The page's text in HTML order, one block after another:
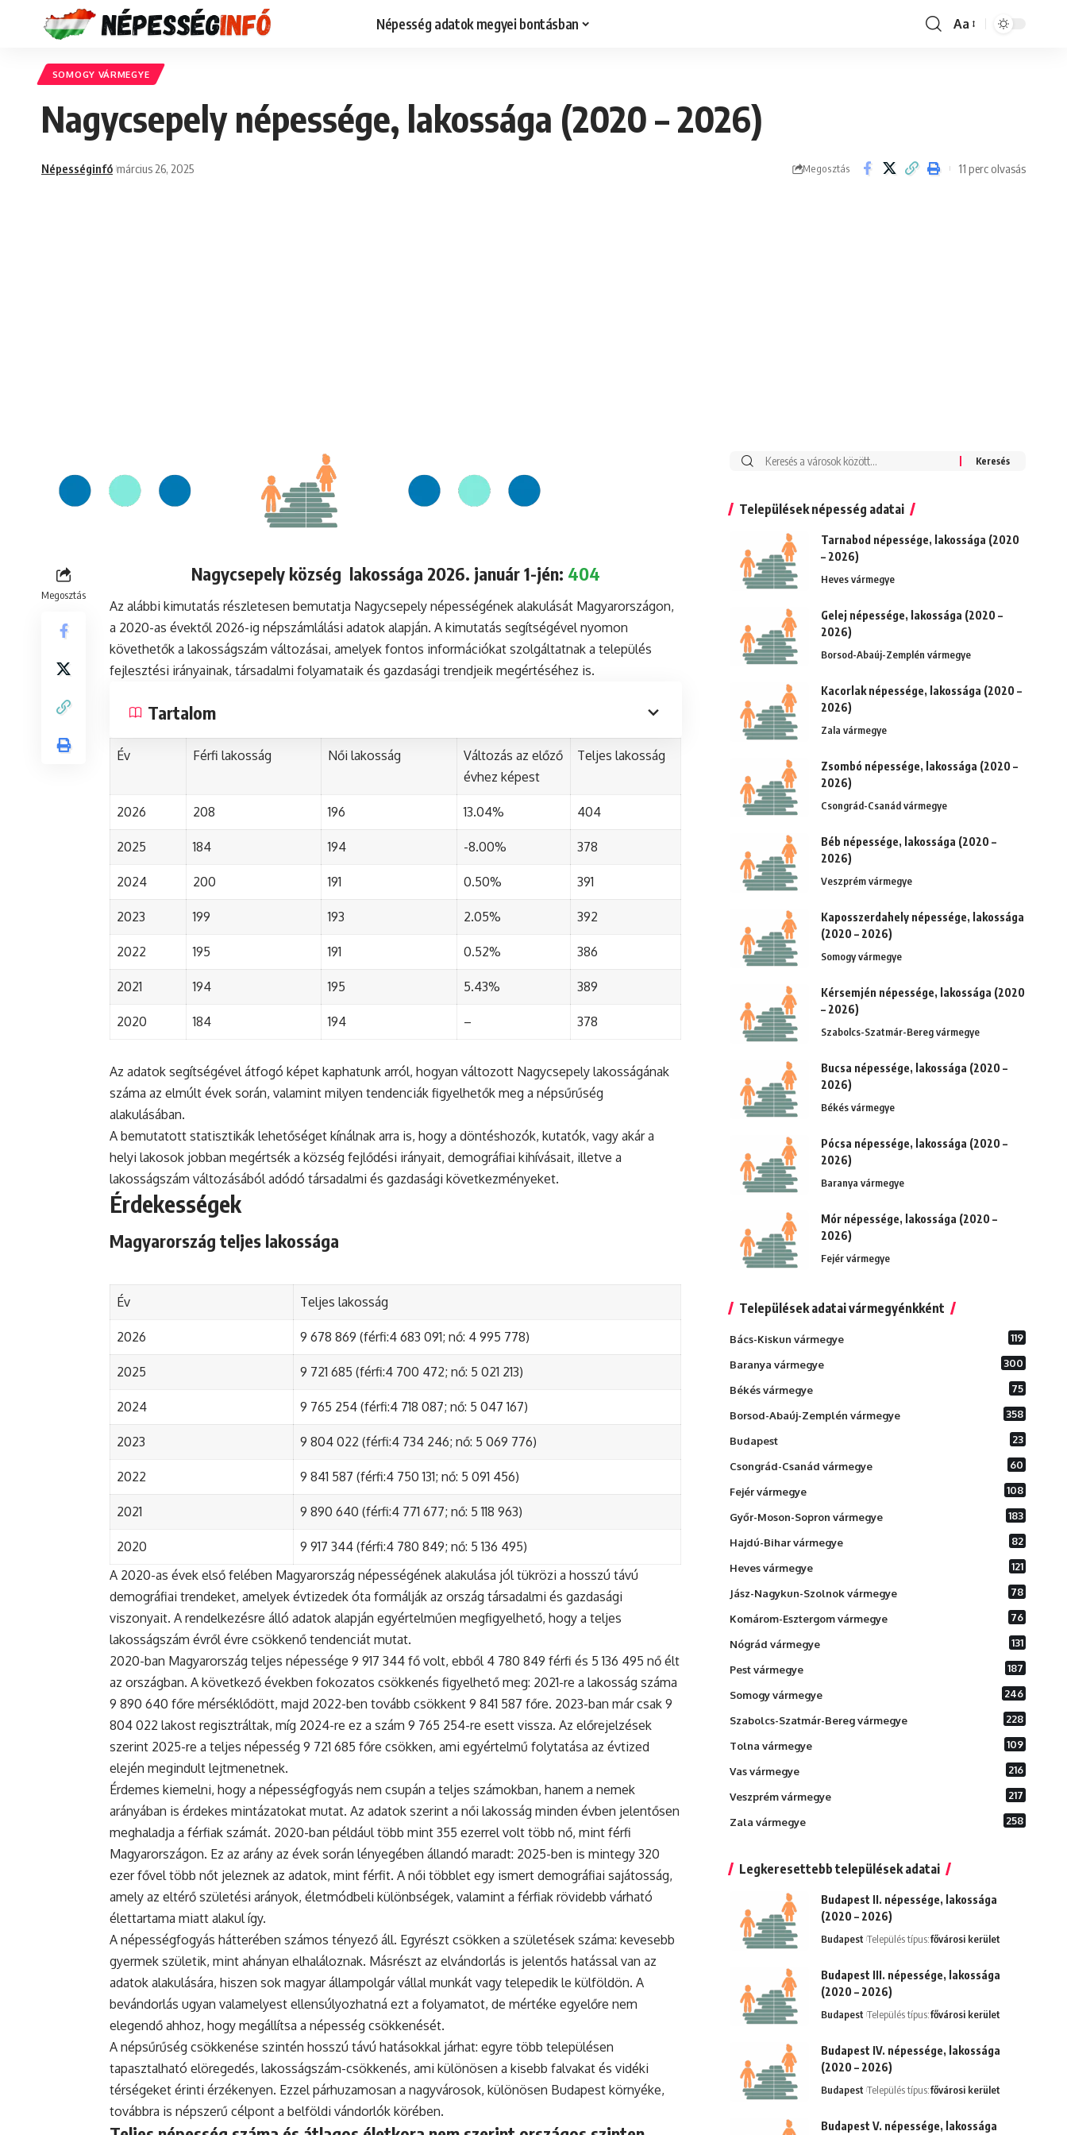
Népesség adatok megyei bontásban
Font
Aa
SOMOGY VÁRMEGYE
Nagycsepely népessége, lakossága (2020 – 2026)
Népességinfó március 26, 2025 Megosztás 11 perc olvasás
Megosztás
Nagycsepely község lakossága 2026. január 1-jén: 404
Az alábbi kimutatás részletesen bemutatja Nagycsepely népességének alakulását Magyarországon,
a 2020-as évektől 2026-ig népszámlálási adatok alapján. A kimutatás segítségével nyomon
követhetők a lakosságszám változásai, amelyek fontos információkat szolgáltatnak a település
fejlesztési irányainak, társadalmi folyamataik és gazdasági trendjeik megértéséhez is.
Tartalom
Év Férfi lakosság Női lakosság
Változás az előző
évhez képest
Teljes lakosság
2026 208 196 13.04% 404
2025 184 194 -8.00% 378
2024 200 191 0.50% 391
2023 199 193 2.05% 392
2022 195 191 0.52% 386
2021 194 195 5.43% 389
2020 184 194 – 378
Az adatok segítségével átfogó képet kaphatunk arról, hogyan változott Nagycsepely lakosságának
száma az elmúlt évek során, valamint milyen tendenciák figyelhetők meg a népsűrűség
alakulásában.
A bemutatott statisztikák lehetőséget kínálnak arra is, hogy a döntéshozók, kutatók, vagy akár a
helyi lakosok jobban megértsék a község fejlődési irányait, demográfiai kihívásait, illetve a
lakosságszám változásából adódó társadalmi és gazdasági következményeket.
Érdekességek
Magyarország teljes lakossága
Év Teljes lakosság
2026 9 678 869 (férfi:4 683 091; nő: 4 995 778)
2025 9 721 685 (férfi:4 700 472; nő: 5 021 213)
2024 9 765 254 (férfi:4 718 087; nő: 5 047 167)
2023 9 804 022 (férfi:4 734 246; nő: 5 069 776)
2022 9 841 587 (férfi:4 750 131; nő: 5 091 456)
2021 9 890 640 (férfi:4 771 677; nő: 5 118 963)
2020
9 917 344 (férfi:4 780 849; nő: 5 136 495)
A 2020-as évek első felében Magyarország népességének alakulása jól tükrözi a hosszú távú
demográfiai trendeket, amelyek évtizedek óta formálják az ország társadalmi és gazdasági
viszonyait. A rendelkezésre álló adatok alapján egyértelműen megfigyelhető, hogy a teljes
lakosságszám évről évre csökkenő tendenciát mutat.
2020-ban Magyarország teljes népessége 9 917 344 fő volt, ebből 4 780 849 férfi és 5 136 495 nő élt
az országban. A következő években fokozatos csökkenés figyelhető meg: 2021-re a lakosság száma
9 890 640 főre mérséklődött, majd 2022-ben tovább csökkent 9 841 587 főre. 2023-ban már csak 9
804 022 lakost regisztráltak, míg 2024-re ez a szám 9 765 254-re esett vissza. Az előrejelzések
szerint 2025-re a teljes népesség 9 721 685 főre csökken, ami egyértelmű folytatása az évtized
elején megindult lejtmenetnek.
Érdemes kiemelni, hogy a népességfogyás nem csupán a teljes számokban, hanem a nemek
arányában is érdekes mintázatokat mutat. Az adatok szerint a női lakosság minden évben jelentősen
meghaladja a férfiak számát. 2020-ban például több mint 355 ezerrel volt több nő, mint férfi
Magyarországon. Ez az arány az évek során lényegében állandó maradt: 2025-ben is mintegy 320
ezer fővel több nőt jeleznek az adatok, mint férfit. A női többlet egy ismert demográfiai sajátosság,
amely az eltérő születési arányok, életmódbeli különbségek, valamint a férfiak rövidebb várható
élettartama miatt alakul így.
A népességfogyás hátterében számos tényező áll. Egyrészt csökken a születések száma: kevesebb
gyermek születik, mint ahányan elhaláloznak. Másrészt az elvándorlás is jelentős hatással van az
adatok alakulására, hiszen sok magyar állampolgár vállal munkát vagy telepedik le külföldön. A
bevándorlás ugyan valamelyest ellensúlyozhatná ezt a folyamatot, de mértéke egyelőre nem
elegendő ahhoz, hogy megállítsa a népesség csökkenését.
A népsűrűség csökkenése szintén hosszú távú hatásokkal járhat: egyre több településen
tapasztalható elöregedés, lakosságszám-csökkenés, ami különösen a kisebb falvakat és vidéki
térségeket érinti érzékenyen. Ezzel párhuzamosan a nagyvárosok, különösen Budapest környéke,
továbbra is népszerű célpont a belföldi vándorlók körében.
Keresés:
Települések népesség adatai
Tarnabod népessége, lakossága (2020
– 2026)
Heves vármegye
Gelej népessége, lakossága (2020 –
2026)
Borsod-Abaúj-Zemplén vármegye
Kacorlak népessége, lakossága (2020 –
2026)
Zala vármegye
Zsombó népessége, lakossága (2020 –
2026)
Csongrád-Csanád vármegye
Béb népessége, lakossága (2020 –
2026)
Veszprém vármegye
Kaposszerdahely népessége, lakossága
(2020 – 2026)
Somogy vármegye
Kérsemjén népessége, lakossága (2020
– 2026)
Szabolcs-Szatmár-Bereg vármegye
Bucsa népessége, lakossága (2020 –
2026)
Békés vármegye
Pócsa népessége, lakossága (2020 –
2026)
Baranya vármegye
Mór népessége, lakossága (2020 –
2026)
Fejér vármegye
Települések adatai vármegyénkként
Bács-Kiskun vármegye 119
Baranya vármegye 300
Békés vármegye 75
Borsod-Abaúj-Zemplén vármegye 358
Budapest 23
Csongrád-Csanád vármegye 60
Fejér vármegye 108
Győr-Moson-Sopron vármegye 183
Hajdú-Bihar vármegye 82
Heves vármegye 121
Jász-Nagykun-Szolnok vármegye 78
Komárom-Esztergom vármegye 76
Nógrád vármegye 131
Pest vármegye 187
Somogy vármegye 246
Szabolcs-Szatmár-Bereg vármegye 228
Tolna vármegye 109
Vas vármegye 216
Veszprém vármegye 217
Zala vármegye 258
Legkeresettebb települések adatai
Budapest II. népessége, lakossága
(2020 – 2026)
Budapest Település típus:fővárosi kerület
Budapest III. népessége, lakossága
(2020 – 2026)
Budapest Település típus:fővárosi kerület
Budapest IV. népessége, lakossága
(2020 – 2026)
Budapest Település típus:fővárosi kerület
Budapest V. népessége, lakossága